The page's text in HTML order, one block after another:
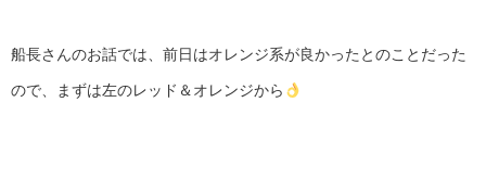
船長さんのお話では、前日はオレンジ系が良かったとのことだった
ので、まずは左のレッド＆オレンジから